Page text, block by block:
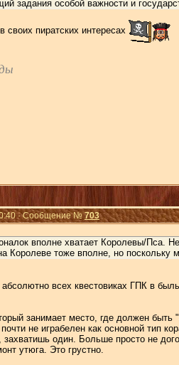
задания особой важности и
своих пиратских интересах
· Сообщение №703
вполне хватает Королевы/Пса.
Королеве тоже вполне, но
всех квестовиках ГПК в
занимает место, где должен
не играбелен как основной тип
один. Больше просто не
утюга. Это грустно.